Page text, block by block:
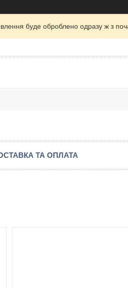
буде оброблено одразу ж з
ТА ОПЛАТА